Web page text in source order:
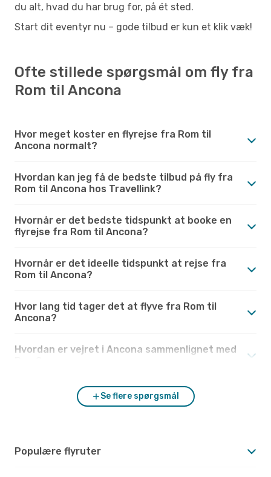
du alt, hvad du har brug for, på ét sted.
Start dit eventyr nu – gode tilbud er kun et klik væk!
Ofte stillede spørgsmål om fly fra
Rom til Ancona
Hvor meget koster en flyrejse fra Rom til
Ancona normalt?
Hvordan kan jeg få de bedste tilbud på fly fra
Rom til Ancona hos Travellink?
Hvornår er det bedste tidspunkt at booke en
flyrejse fra Rom til Ancona?
Hvornår er det ideelle tidspunkt at rejse fra
Rom til Ancona?
Hvor lang tid tager det at flyve fra Rom til
Ancona?
Hvordan er vejret i Ancona sammenlignet med
Se flere spørgsmål
Populære flyruter